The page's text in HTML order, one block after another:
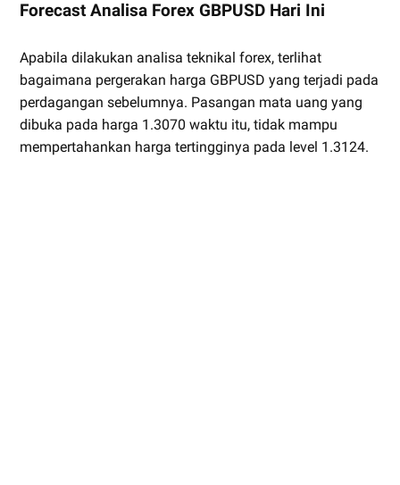
Forecast Analisa Forex GBPUSD Hari Ini
Apabila dilakukan analisa teknikal forex, terlihat
bagaimana pergerakan harga GBPUSD yang terjadi pada
perdagangan sebelumnya. Pasangan mata uang yang
dibuka pada harga 1.3070 waktu itu, tidak mampu
mempertahankan harga tertingginya pada level 1.3124.